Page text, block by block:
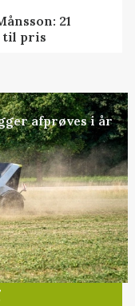
21
til pris
afprøves i år